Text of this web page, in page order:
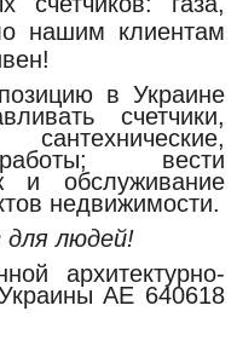
нашим клиентам
в Украине
счетчики,
вести
и обслуживание
недвижимости.
для людей!
архитектурно-
АЕ 640618